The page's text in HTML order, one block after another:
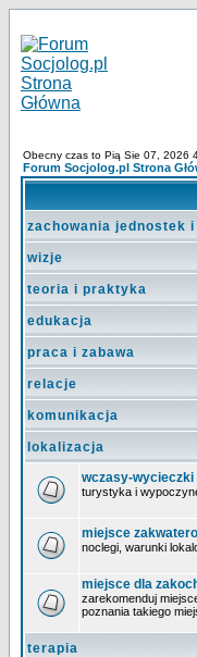
Obecny czas to Pią Sie 07, 2026
Forum Socjolog.pl Strona
zachowania jednostek i
wizje
teoria i praktyka
edukacja
praca i zabawa
relacje
komunikacja
lokalizacja
wczasy-wycieczki
turystyka i
miejsce
noclegi, warunki
miejsce dla
zarekomenduj
poznania takiego
terapia